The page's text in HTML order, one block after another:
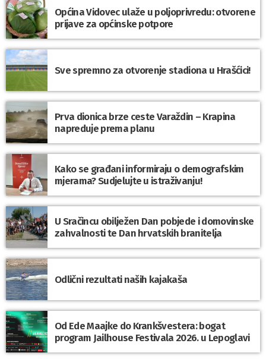
Općina Vidovec ulaže u poljoprivredu: otvorene
prijave za općinske potpore
Sve spremno za otvorenje stadiona u Hrašćici!
Prva dionica brze ceste Varaždin – Krapina
napreduje prema planu
Kako se građani informiraju o demografskim
mjerama? Sudjelujte u istraživanju!
U Sračincu obilježen Dan pobjede i domovinske
zahvalnosti te Dan hrvatskih branitelja
Odlični rezultati naših kajakaša
Od Ede Maajke do Krankšvestera: bogat
program Jailhouse Festivala 2026. u Lepoglavi